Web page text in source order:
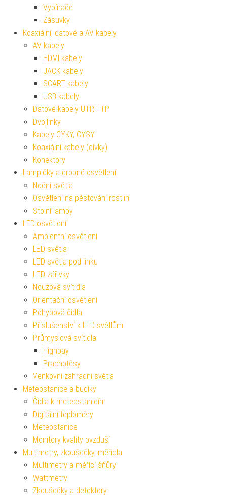
Vypínače
Zásuvky
Koaxiální, datové a AV kabely
AV kabely
HDMI kabely
JACK kabely
SCART kabely
USB kabely
Datové kabely UTP, FTP
Dvojlinky
Kabely CYKY, CYSY
Koaxiální kabely (cívky)
Konektory
Lampičky a drobné osvětlení
Noční světla
Osvětlení na pěstování rostlin
Stolní lampy
LED osvětlení
Ambientní osvětlení
LED světla
LED světla pod linku
LED zářivky
Nouzová svítidla
Orientační osvětlení
Pohybová čidla
Příslušenství k LED světlům
Průmyslová svítidla
Highbay
Prachotěsy
Venkovní zahradní světla
Meteostanice a budíky
Čidla k meteostanicím
Digitální teploměry
Meteostanice
Monitory kvality ovzduší
Multimetry, zkoušečky, měřidla
Multimetry a měřící šňůry
Wattmetry
Zkoušečky a detektory